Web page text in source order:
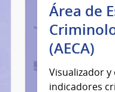
Área de
(AECA)
Visualizador
indicadores